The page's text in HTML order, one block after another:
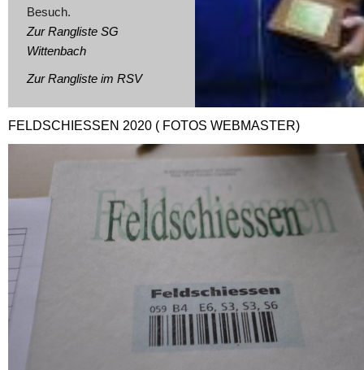
Besuch.
Zur Rangliste SG
Wittenbach
Zur Rangliste im RSV
FELDSCHIESSEN 2020 ( FOTOS WEBMASTER)